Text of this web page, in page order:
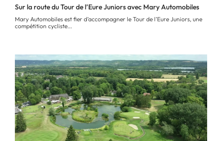
Sur la route du Tour de l’Eure Juniors avec Mary Automobiles
Mary Automobiles est fier d’accompagner le Tour de l’Eure Juniors, une
compétition cycliste...